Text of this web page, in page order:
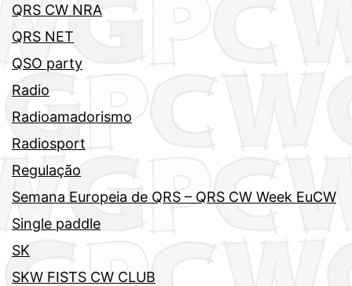
QRS CW NRA
QRS NET
QSO party
Radio
Radioamadorismo
Radiosport
Regulação
Semana Europeia de QRS – QRS CW Week EuCW
Single paddle
SK
SKW FISTS CW CLUB